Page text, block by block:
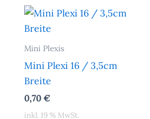
Mini Plexis
Mini Plexi 16 / 3,5cm
Breite
0,70 €
inkl. 19 % MwSt.